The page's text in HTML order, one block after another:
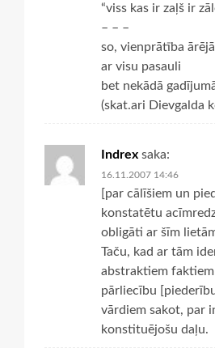
“viss kas ir zaļš ir
– – –
so, vienprātība
ar visu pasauli
bet nekādā
(skat.ari Dievgalda
Indrex saka:
16.11.2007 14:46
[par cālīšiem un
konstatētu
obligāti ar šīm
Taču, kad ar tām
abstraktiem
pārliecību
vārdiem sakot, par
konstituējošu daļu.